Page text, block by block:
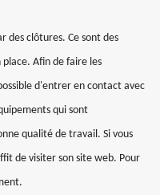
des clôtures. Ce sont des
Afin de faire les
d'entrer en contact avec
qui sont
qualité de travail. Si vous
de visiter son site web. Pour